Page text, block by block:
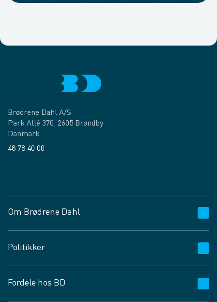
Brødrene Dahl A/S
Park Allé 370, 2605 Brøndby
Danmark
48 78 40 00
Om Brødrene Dahl
Vagttelefon 30 10 89 89
Spørgsmål og svar
Job og karriere
Politikker
Privatlivspolitik
Fordele hos BD